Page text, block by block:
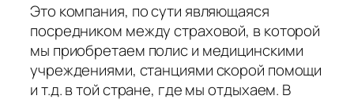
Это компания, по сути являющаяся
посредником между страховой, в которой
мы приобретаем полис и медицинскими
учреждениями, станциями скорой помощи
и т.д. в той стране, где мы отдыхаем. В